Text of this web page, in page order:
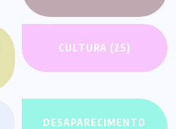
CULTURA (25)
DESAPARECIMENTO